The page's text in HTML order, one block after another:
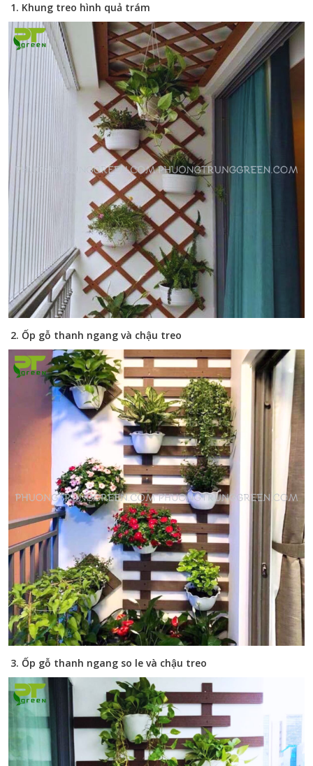
1. Khung treo hình quả trám
2. Ốp gỗ thanh ngang và chậu treo
3. Ốp gỗ thanh ngang so le và chậu treo